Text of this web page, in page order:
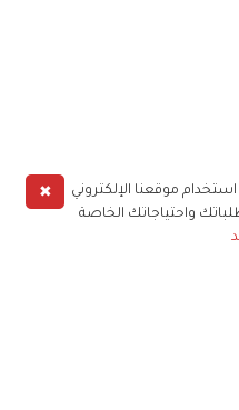
✖
موقعنا الإلكتروني
واحتياجاتك الخاصة